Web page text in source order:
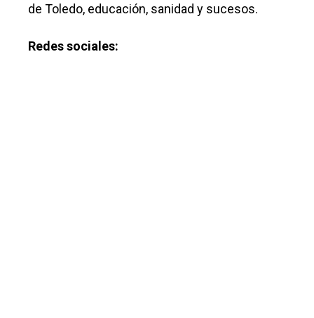
de Toledo, educación, sanidad y sucesos.
Redes sociales:
Ciudad Real
Economía